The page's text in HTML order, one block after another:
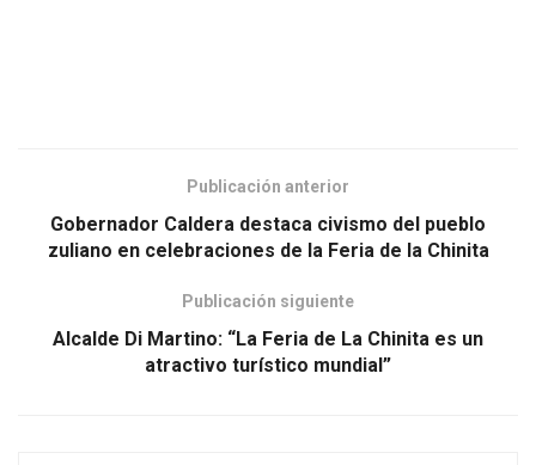
Publicación anterior
Gobernador Caldera destaca civismo del pueblo
zuliano en celebraciones de la Feria de la Chinita
Publicación siguiente
Alcalde Di Martino: “La Feria de La Chinita es un
atractivo turístico mundial”